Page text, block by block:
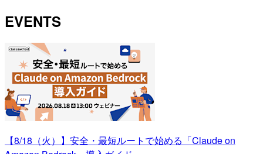
EVENTS
【8/18（火）】安全・最短ルートで始める「Claude on